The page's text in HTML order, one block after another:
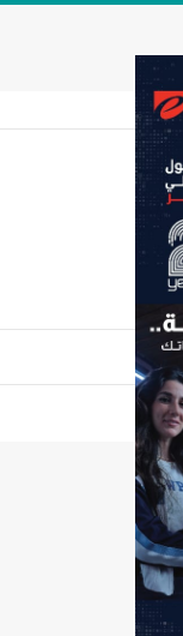
يمتلكون حسابات نشطة تمكنهم من